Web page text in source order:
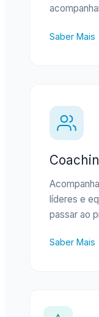
Saber Mais
líderes e
passar ao
Saber Mais